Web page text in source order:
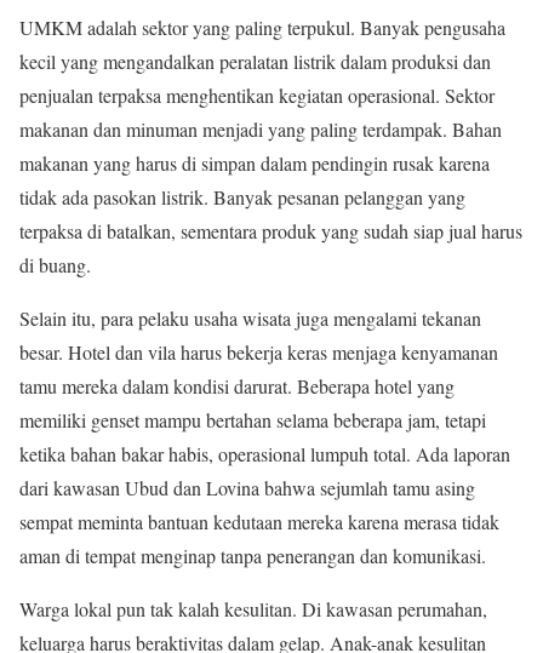
UMKM adalah sektor yang paling terpukul. Banyak pengusaha
kecil yang mengandalkan peralatan listrik dalam produksi dan
penjualan terpaksa menghentikan kegiatan operasional. Sektor
makanan dan minuman menjadi yang paling terdampak. Bahan
makanan yang harus di simpan dalam pendingin rusak karena
tidak ada pasokan listrik. Banyak pesanan pelanggan yang
terpaksa di batalkan, sementara produk yang sudah siap jual harus
di buang.
Selain itu, para pelaku usaha wisata juga mengalami tekanan
besar. Hotel dan vila harus bekerja keras menjaga kenyamanan
tamu mereka dalam kondisi darurat. Beberapa hotel yang
memiliki genset mampu bertahan selama beberapa jam, tetapi
ketika bahan bakar habis, operasional lumpuh total. Ada laporan
dari kawasan Ubud dan Lovina bahwa sejumlah tamu asing
sempat meminta bantuan kedutaan mereka karena merasa tidak
aman di tempat menginap tanpa penerangan dan komunikasi.
Warga lokal pun tak kalah kesulitan. Di kawasan perumahan,
keluarga harus beraktivitas dalam gelap. Anak-anak kesulitan